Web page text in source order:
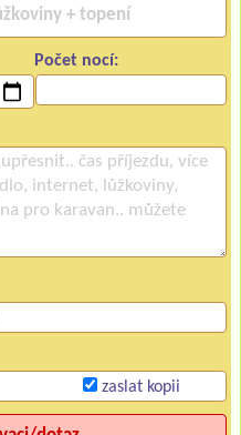
Počet nocí:
zaslat kopii